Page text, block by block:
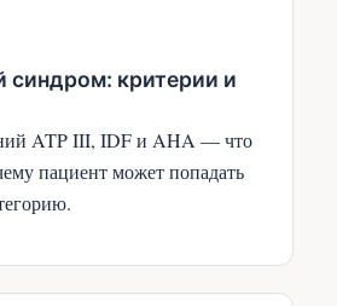
синдром: критерии и
ATP III, IDF и AHA — что
пациент может попадать